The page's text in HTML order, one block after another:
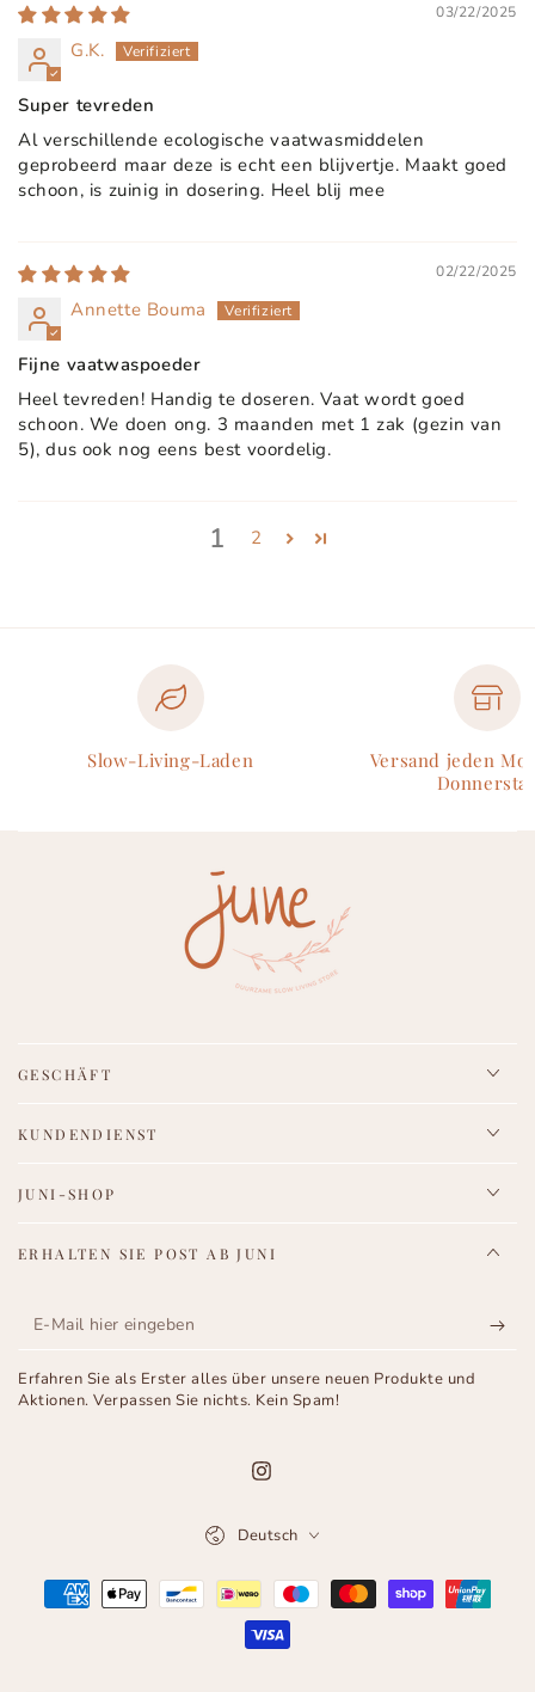
03/22/2025
G.K.
Super tevreden
Al verschillende ecologische vaatwasmiddelen
geprobeerd maar deze is echt een blijvertje. Maakt goed
schoon, is zuinig in dosering. Heel blij mee
02/22/2025
Annette Bouma
Fijne vaatwaspoeder
Heel tevreden! Handig te doseren. Vaat wordt goed
schoon. We doen ong. 3 maanden met 1 zak (gezin van
5), dus ook nog eens best voordelig.
1 2
Slow-Living-Laden
Versand jeden
GESCHÄFT
KUNDENDIENST
JUNI-SHOP
ERHALTEN SIE POST AB JUNI
E-
hier
Erfahren Sie als Erster alles über unsere neuen Produkte und
Aktionen. Verpassen Sie nichts. Kein Spam!
Instagram
Deutsch
Zahlungsmöglichkeiten